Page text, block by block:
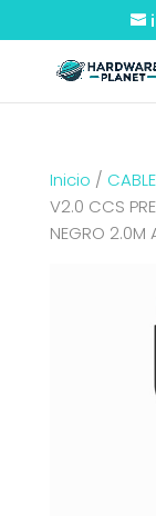
Inicio /
V2.0 CCS
NEGRO 2.0M